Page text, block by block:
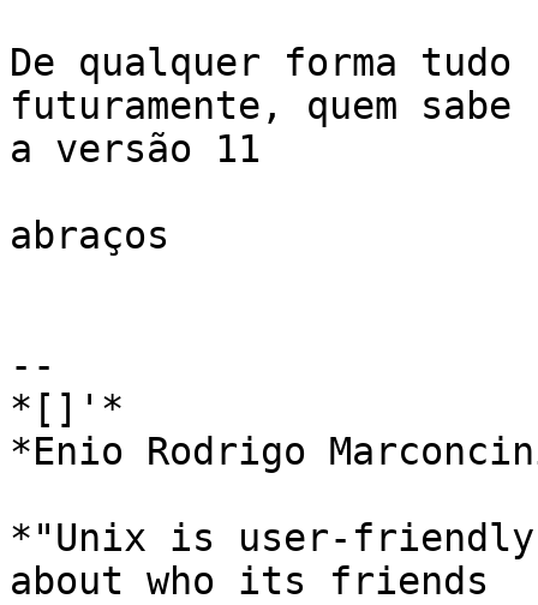
De qualquer forma
futuramente, quem sabe
a versão 11
abraços
--
*[]'*
*Enio Rodrigo
*"Unix is user-
about who its friends